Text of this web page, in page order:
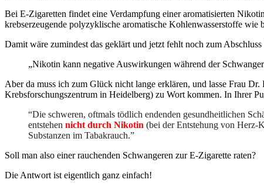
Bei E-Zigaretten findet eine Verdampfung einer aromatisierten
krebserzeugende polyzyklische aromatische Kohlenwasserstoffe wie
Damit wäre zumindest das geklärt und jetzt fehlt noch zum
„Nikotin kann negative Auswirkungen während der
Aber da muss ich zum Glück nicht lange erklären, und lasse Frau
Krebsforschungszentrum in Heidelberg) zu Wort kommen. In Ihrer
“Die schweren, oftmals tödlich endenden gesundheitlichen
entstehen nicht durch Nikotin (bei der Entstehung von Herz-
Substanzen im Tabakrauch.”
Soll man also einer rauchenden Schwangeren zur E-Zigarette raten?
Die Antwort ist eigentlich ganz einfach!